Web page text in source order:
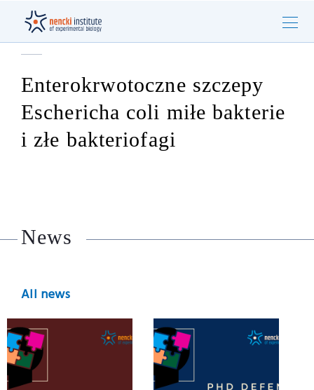
Enterokrwotoczne szczepy
Eschericha coli miłe bakterie
i złe bakteriofagi
News
All news